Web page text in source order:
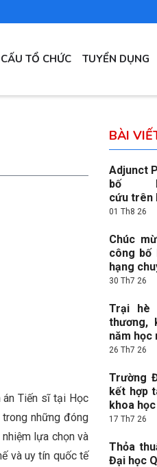
TỔ CHỨC TUYỂN DỤNG
án Tiến sĩ tại Học
những đóng
lựa chọn và
và uy tín quốc tế
BÀI
Adjunct
bố
cứu trên
01 Th8 26
Chúc
công bố
hạng
30 Th7 26
Trại hè
thương,
năm học
26 Th7 26
Trường
kết hợp
khoa
17 Th7 26
Thỏa
Đại học